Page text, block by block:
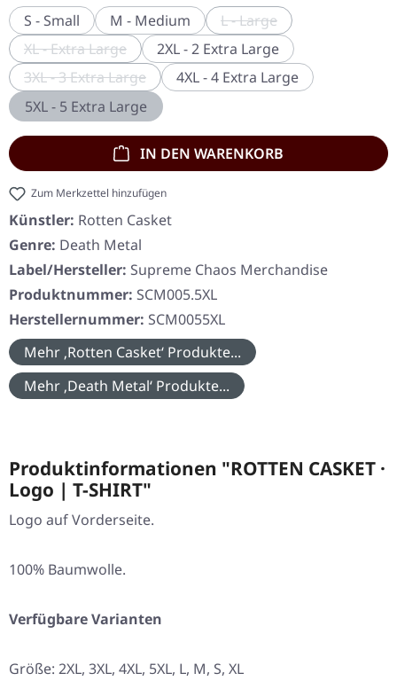
S - Small
M - Medium L - Large(Diese Option ist zurzeit
XL - Extra Large(Diese Option ist zurzeit nicht verfügbar.)
2XL - 2 Extra Large
3XL - 3 Extra Large(Diese Option ist zurzeit nicht verfügbar.)
4XL - 4 Extra Large
5XL - 5 Extra Large
IN DEN WARENKORB
Zum Merkzettel hinzufügen
Künstler: Rotten Casket
Genre: Death Metal
Label/Hersteller: Supreme Chaos Merchandise
Produktnummer: SCM005.5XL
Herstellernummer: SCM0055XL
Mehr ‚Rotten Casket‘ Produkte...
Mehr ‚Death Metal‘ Produkte...
Produktinformationen "ROTTEN CASKET ·
Logo | T-SHIRT"
Logo auf Vorderseite.
100% Baumwolle.
Verfügbare Varianten
Größe: 2XL, 3XL, 4XL, 5XL, L, M, S, XL